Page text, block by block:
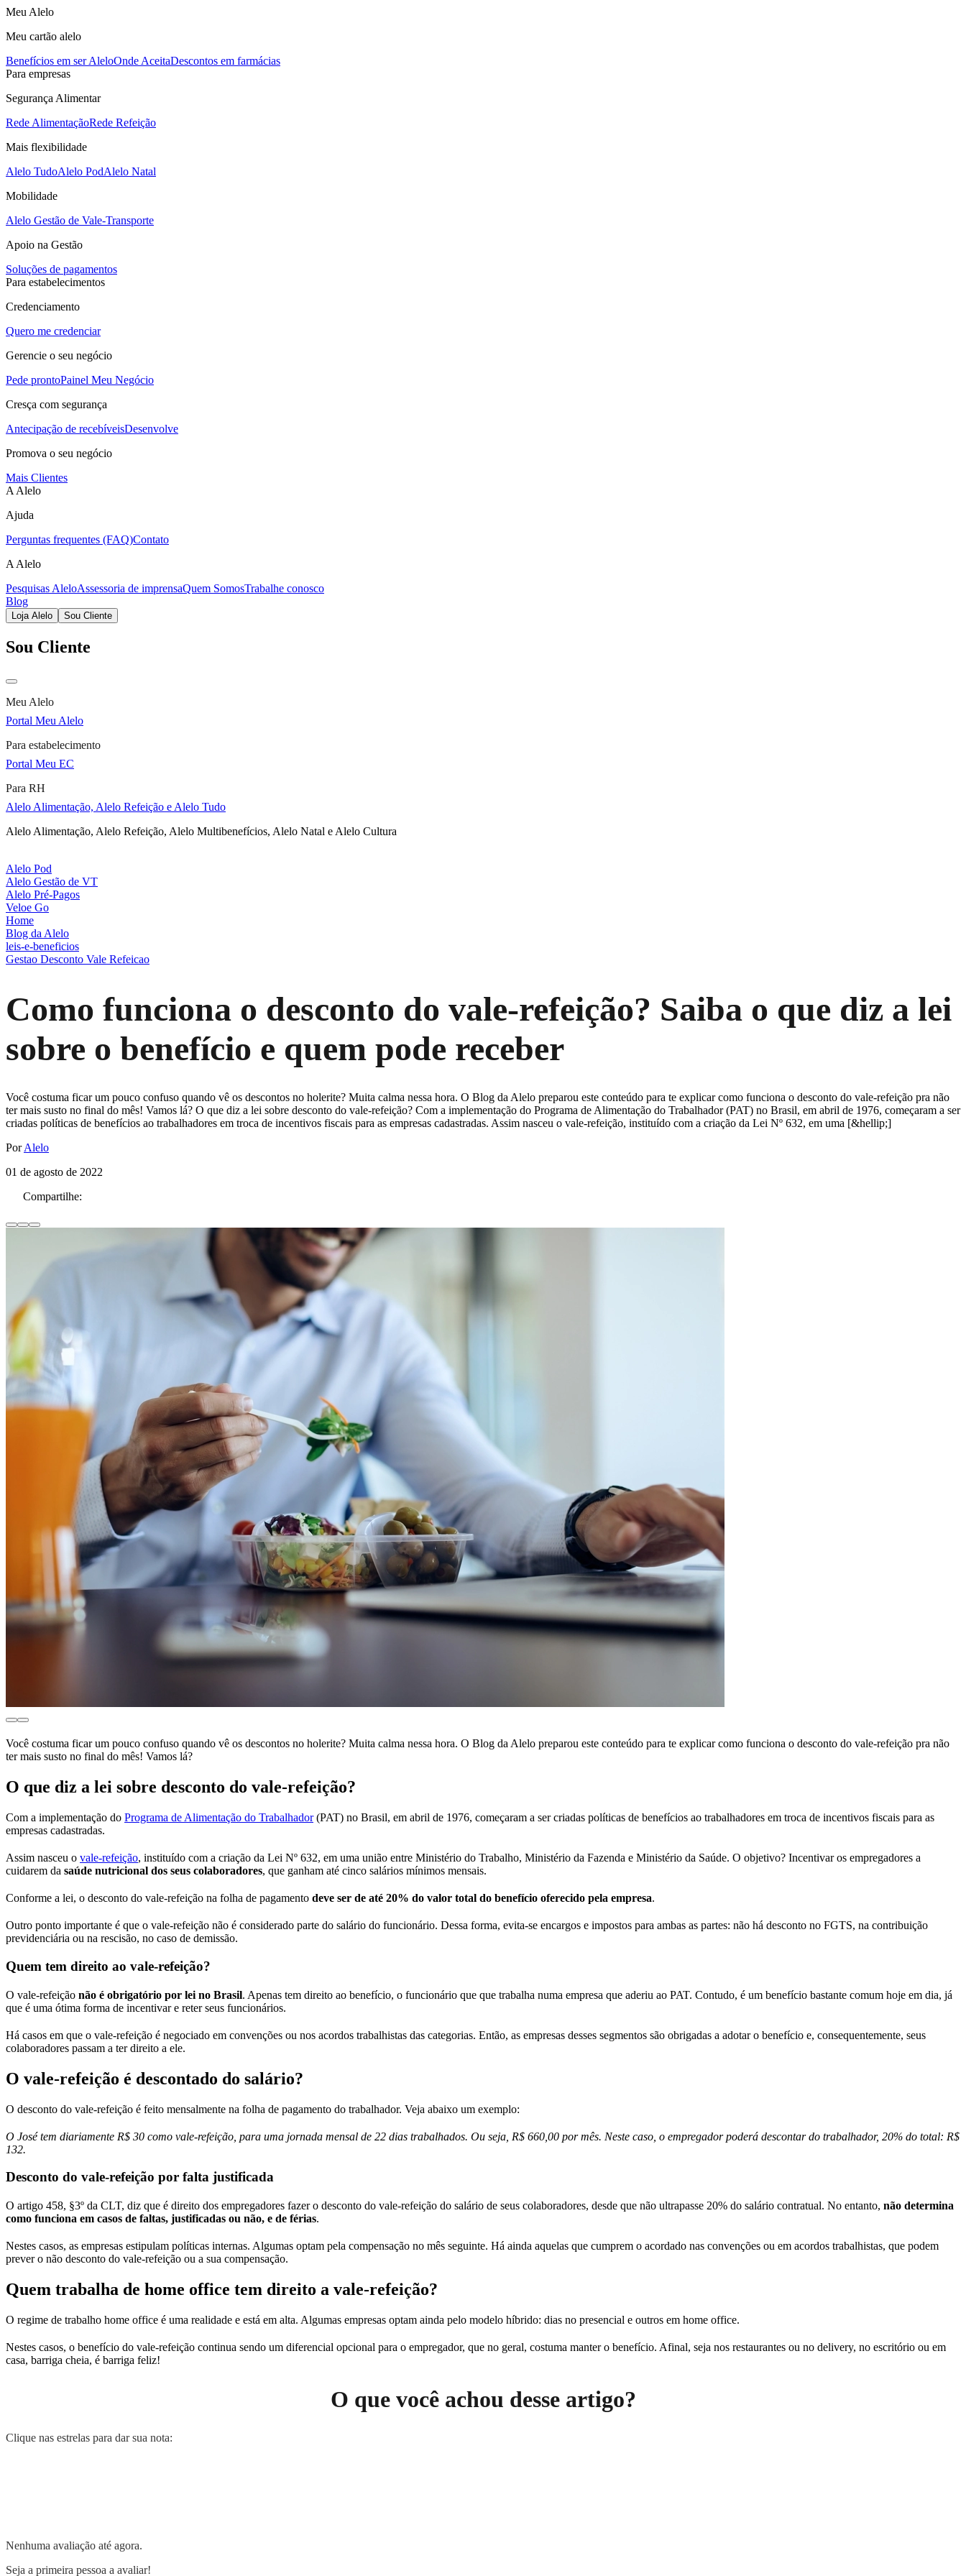
Meu Alelo
Meu cartão alelo
Benefícios em ser AleloOnde AceitaDescontos em farmácias
Para empresas
Segurança Alimentar
Rede AlimentaçãoRede Refeição
Mais flexibilidade
Alelo TudoAlelo PodAlelo Natal
Mobilidade
Alelo Gestão de Vale-Transporte
Apoio na Gestão
Soluções de pagamentos
Para estabelecimentos
Credenciamento
Quero me credenciar
Gerencie o seu negócio
Pede prontoPainel Meu Negócio
Cresça com segurança
Antecipação de recebíveisDesenvolve
Promova o seu negócio
Mais Clientes
A Alelo
Ajuda
Perguntas frequentes (FAQ)Contato
A Alelo
Pesquisas AleloAssessoria de imprensaQuem SomosTrabalhe conosco
Blog
Loja Alelo Sou Cliente
Sou Cliente
Meu Alelo
Portal Meu Alelo
Para estabelecimento
Portal Meu EC
Para RH
Alelo Alimentação, Alelo Refeição e Alelo Tudo
Alelo Alimentação, Alelo Refeição, Alelo Multibenefícios, Alelo Natal e Alelo Cultura
Alelo Pod
Alelo Gestão de VT
Alelo Pré-Pagos
Veloe Go
Home
Blog da Alelo
leis-e-beneficios
Gestao Desconto Vale Refeicao
Como funciona o desconto do vale-refeição? Saiba o que diz a lei
sobre o benefício e quem pode receber
Você costuma ficar um pouco confuso quando vê os descontos no holerite? Muita calma nessa hora. O Blog da Alelo preparou este conteúdo para te explicar como funciona o desconto do vale-refeição pra não
ter mais susto no final do mês! Vamos lá? O que diz a lei sobre desconto do vale-refeição? Com a implementação do Programa de Alimentação do Trabalhador (PAT) no Brasil, em abril de 1976, começaram a ser
criadas políticas de benefícios ao trabalhadores em troca de incentivos fiscais para as empresas cadastradas. Assim nasceu o vale-refeição, instituído com a criação da Lei Nº 632, em uma [&hellip;]
PorAlelo
01 de agosto de 2022
Compartilhe:
Você costuma ficar um pouco confuso quando vê os descontos no holerite? Muita calma nessa hora. O Blog da Alelo preparou este conteúdo para te explicar como funciona o desconto do vale-refeição pra não
ter mais susto no final do mês! Vamos lá?
O que diz a lei sobre desconto do vale-refeição?
Com a implementação do Programa de Alimentação do Trabalhador(PAT) no Brasil, em abril de 1976, começaram a ser criadas políticas de benefícios ao trabalhadores em troca de incentivos fiscais para as
empresas cadastradas.
Assim nasceu o vale-refeição, instituído com a criação da Lei Nº 632, em uma união entre Ministério do Trabalho, Ministério da Fazenda e Ministério da Saúde. O objetivo? Incentivar os empregadores a
cuidarem da saúde nutricional dos seus colaboradores, que ganham até cinco salários mínimos mensais.
Conforme a lei, o desconto do vale-refeição na folha de pagamento deve ser de até 20% do valor total do benefício oferecido pela empresa.
Outro ponto importante é que o vale-refeição não é considerado parte do salário do funcionário. Dessa forma, evita-se encargos e impostos para ambas as partes: não há desconto no FGTS, na contribuição
previdenciária ou na rescisão, no caso de demissão.
Quem tem direito ao vale-refeição?
O vale-refeição não é obrigatório por lei no Brasil. Apenas tem direito ao benefício, o funcionário que que trabalha numa empresa que aderiu ao PAT. Contudo, é um benefício bastante comum hoje em dia, já
que é uma ótima forma de incentivar e reter seus funcionários.
Há casos em que o vale-refeição é negociado em convenções ou nos acordos trabalhistas das categorias. Então, as empresas desses segmentos são obrigadas a adotar o benefício e, consequentemente, seus
colaboradores passam a ter direito a ele.
O vale-refeição é descontado do salário?
O desconto do vale-refeição é feito mensalmente na folha de pagamento do trabalhador. Veja abaixo um exemplo:
O José tem diariamente R$ 30 como vale-refeição, para uma jornada mensal de 22 dias trabalhados. Ou seja, R$ 660,00 por mês. Neste caso, o empregador poderá descontar do trabalhador, 20% do total: R$
132.
Desconto do vale-refeição por falta justificada
O artigo 458, §3º da CLT, diz que é direito dos empregadores fazer o desconto do vale-refeição do salário de seus colaboradores, desde que não ultrapasse 20% do salário contratual. No entanto, não determina
como funciona em casos de faltas, justificadas ou não, e de férias.
Nestes casos, as empresas estipulam políticas internas. Algumas optam pela compensação no mês seguinte. Há ainda aquelas que cumprem o acordado nas convenções ou em acordos trabalhistas, que podem
prever o não desconto do vale-refeição ou a sua compensação.
Quem trabalha de home office tem direito a vale-refeição?
O regime de trabalho home office é uma realidade e está em alta. Algumas empresas optam ainda pelo modelo híbrido: dias no presencial e outros em home office.
Nestes casos, o benefício do vale-refeição continua sendo um diferencial opcional para o empregador, que no geral, costuma manter o benefício. Afinal, seja nos restaurantes ou no delivery, no escritório ou em
casa, barriga cheia, é barriga feliz!
O que você achou desse artigo?
Clique nas estrelas para dar sua nota:
Nenhuma avaliação até agora.
Seja a primeira pessoa a avaliar!